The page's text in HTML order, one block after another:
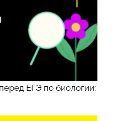
ЕГЭ по биологии: